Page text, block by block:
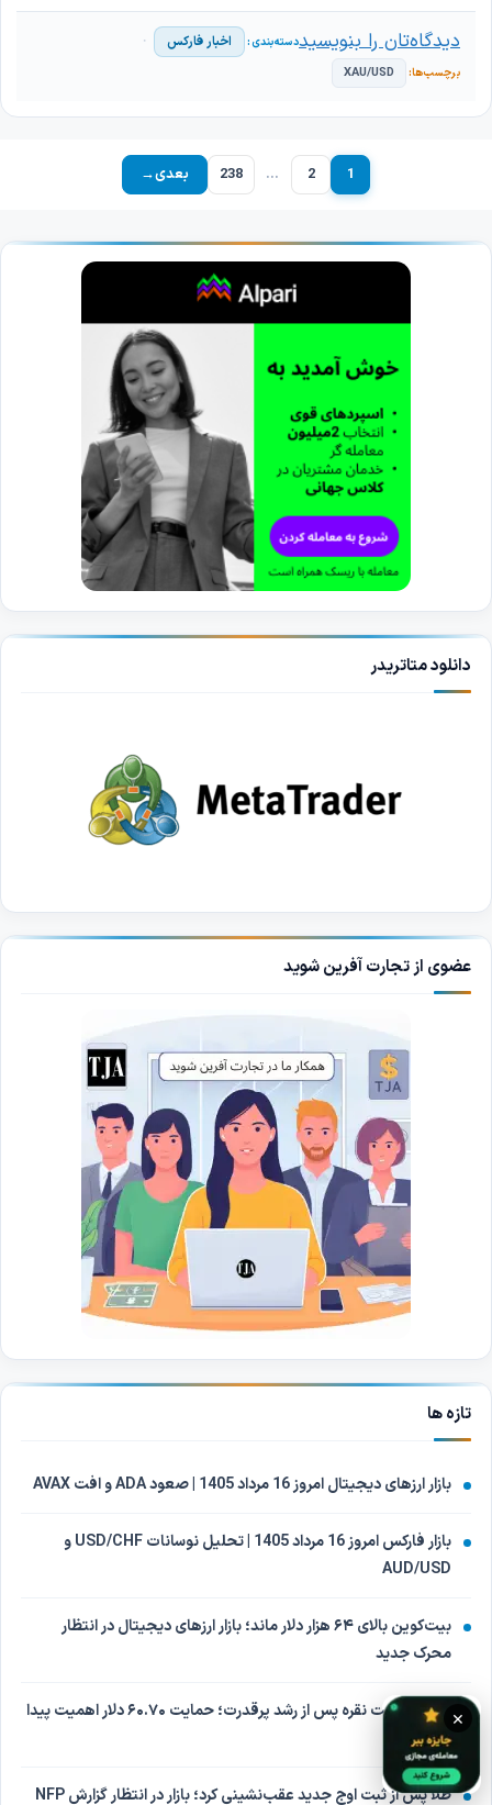
اخبار فارکس
XAU/USD
دیدگاه‌تان را بنویسید
برگه1 برگه2
… برگه
238 بعدی→
دانلود متاتریدر
عضوی از تجارت آفرین شوید
تازه ها
بازار ارزهای دیجیتال امروز 16 مرداد 1405 | صعود ADA و افت AVAX
بازار فارکس امروز 16 مرداد 1405 | تحلیل نوسانات USD/CHF و
AUD/USD
بیت‌کوین بالای ۶۴ هزار دلار ماند؛ بازار ارزهای دیجیتال در انتظار
محرک جدید
اصلاح قیمت نقره پس از رشد پرقدرت؛ حمایت ۶۰.۷۰ دلار اهمیت پیدا
کرد
طلا پس از ثبت اوج جدید عقب‌نشینی کرد؛ بازار در انتظار گزارش NFP
×